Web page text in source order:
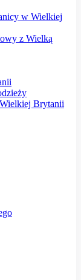
w Wielkiej
z Wielką
Brytanii